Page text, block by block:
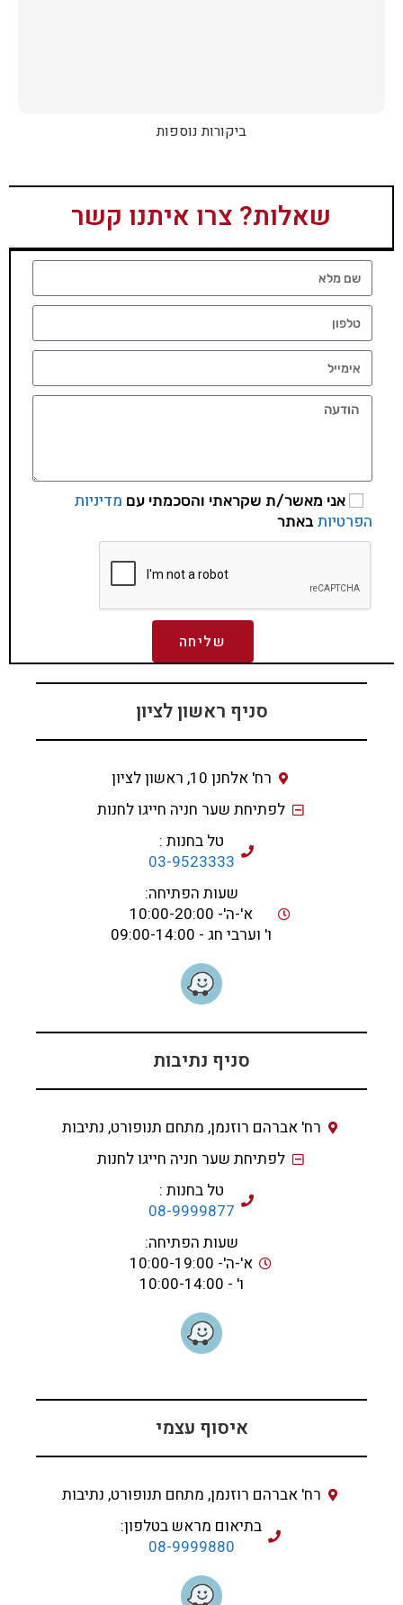
ביקורות נוספות
שאלות? צרו איתנו קשר
אני מאשר/ת שקראתי והסכמתי עם מדיניות
הפרטיות באתר
שליחה
סניף ראשון לציון
רח' אלחנן 10, ראשון לציון
לפתיחת שער חניה חייגו לחנות
טל בחנות :
03-9523333
שעות הפתיחה:
א'-ה'- 10:00-20:00
ו' וערבי חג - 09:00-14:00
סניף נתיבות
רח' אברהם רוזנמן, מתחם תנופורט, נתיבות
לפתיחת שער חניה חייגו לחנות
טל בחנות :
08-9999877
שעות הפתיחה:
א'-ה'- 10:00-19:00
ו' - 10:00-14:00
איסוף עצמי
רח' אברהם רוזנמן, מתחם תנופורט, נתיבות
בתיאום מראש בטלפון:
08-9999880